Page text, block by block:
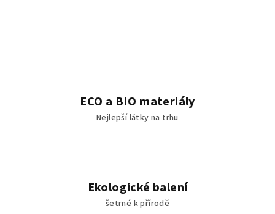
ECO a BIO materiály
Nejlepší látky na trhu
Ekologické balení
šetrné k přírodě